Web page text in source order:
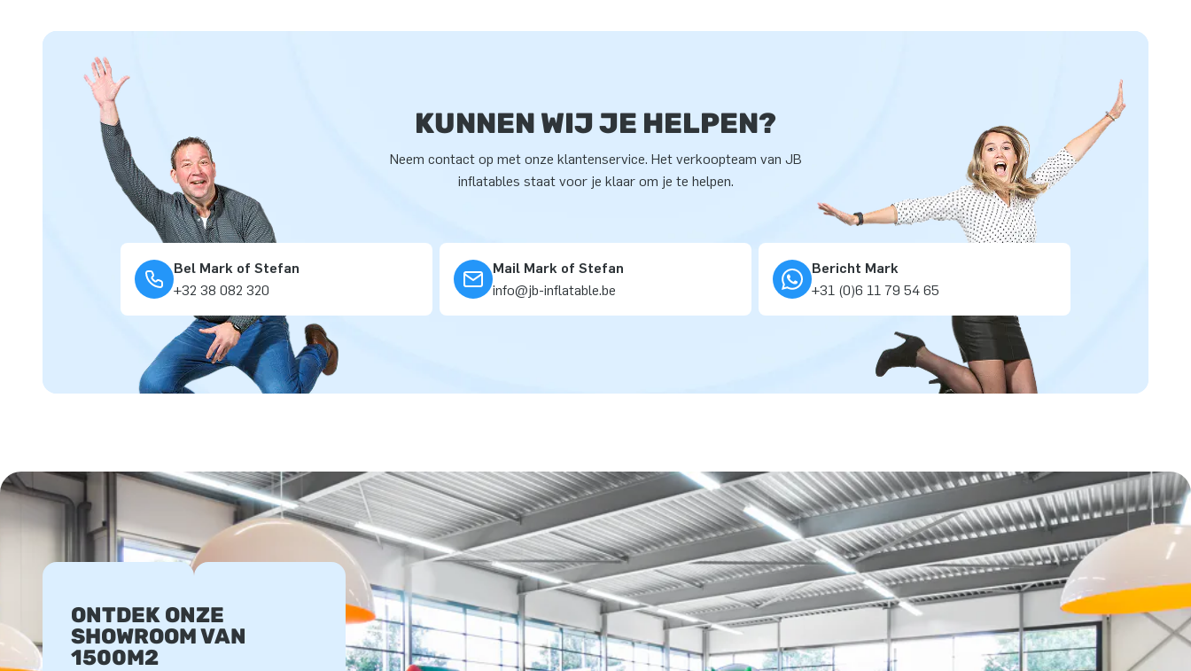
KUNNEN WIJ JE HELPEN?
Neem contact op met onze klantenservice. Het verkoopteam van JB
inflatables staat voor je klaar om je te helpen.
Bel Mark of Stefan
+32 38 082 320
Mail Mark of Stefan
info@jb-inflatable.be
Bericht Mark
+31 (0)6 11 79 54 65
ONTDEK ONZE
SHOWROOM VAN
1500M2